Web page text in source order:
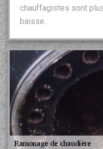
chauffagistes sont
baisse.